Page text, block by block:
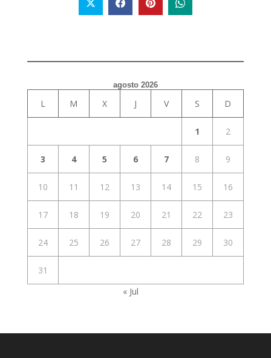
agosto 2026
L M X J V S D
1 2
3 4 5 6 7 8 9
10 11 12 13 14 15 16
17 18 19 20 21 22 23
24 25 26 27 28 29 30
31
« Jul